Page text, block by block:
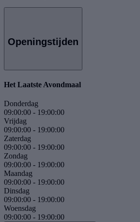
Openingstijden
Het Laatste Avondmaal
Donderdag
09:00:00 - 19:00:00
Vrijdag
09:00:00 - 19:00:00
Zaterdag
09:00:00 - 19:00:00
Zondag
09:00:00 - 19:00:00
Maandag
09:00:00 - 19:00:00
Dinsdag
09:00:00 - 19:00:00
Woensdag
09:00:00 - 19:00:00